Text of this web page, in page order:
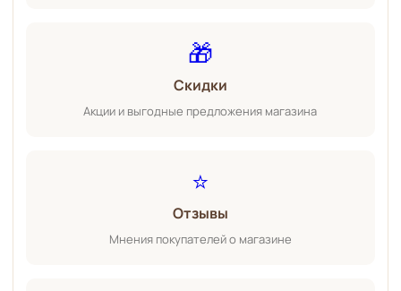
🎁
Скидки
Акции и выгодные предложения магазина
⭐
Отзывы
Мнения покупателей о магазине